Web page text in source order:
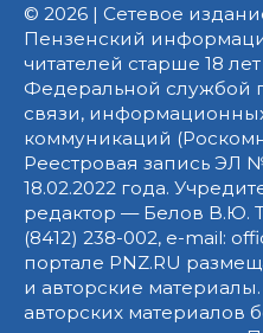
© 2026 | Сетевое
Пензенский
читателей старше 18
Федеральной службой
связи,
коммуникаций
Реестровая запись ЭЛ
18.02.2022 года.
редактор — Белов В.Ю.
(8412) 238-002, e-mail:
портале PNZ.RU
и авторские
авторских материалов